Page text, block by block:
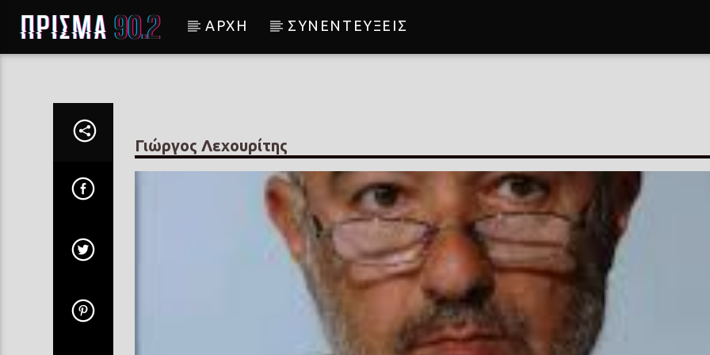
ΑΡΧΗ ΣΥΝΕΝΤΕΥΞΕΙΣ
Γιώργος Λεχουρίτης